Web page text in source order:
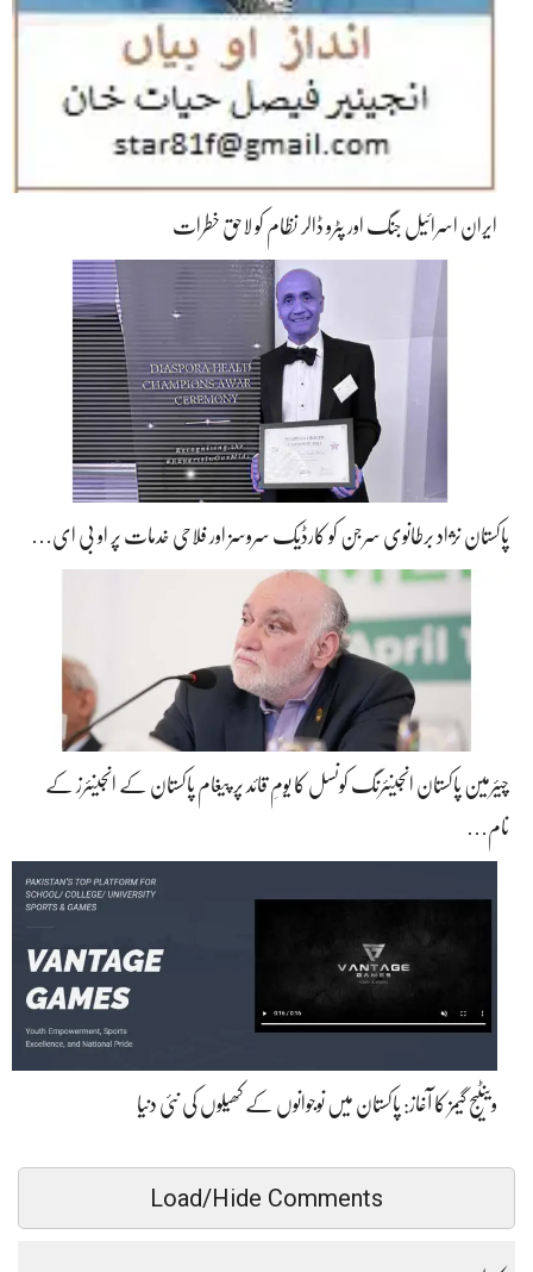
ایران اسرائیل جنگ اور پٹرو ڈالر نظام کو لاحق خطرات
پاکستان نژاد برطانوی سرجن کو کارڈیک سروسز اور فلاحی خدمات پر او بی ای…
چیئرمین پاکستان انجینئرنگ کونسل کا یومِ قائد پر پیغام پاکستان کے انجینئرز کے
نام…
وینٹیج گیمز کا آغاز: پاکستان میں نوجوانوں کے کھیلوں کی نئی دنیا
Load/Hide Comments